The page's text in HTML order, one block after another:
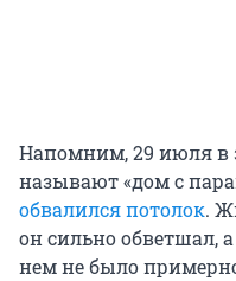
Напомним, 29 июля в
называют «дом с
обвалился потолок.
он сильно обветшал,
нем не было